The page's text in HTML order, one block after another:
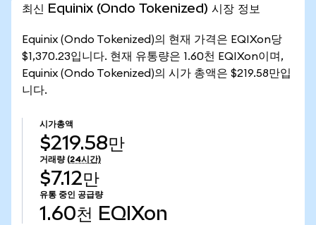
최신 Equinix (Ondo Tokenized) 시장 정보
Equinix (Ondo Tokenized)의 현재 가격은 EQIXon당
$1,370.23입니다. 현재 유통량은 1.60천 EQIXon이며,
Equinix (Ondo Tokenized)의 시가 총액은 $219.58만입
니다.
시가총액
$219.58만
거래량 (24시간)
$7.12만
유통 중인 공급량
1.60천 EQIXon